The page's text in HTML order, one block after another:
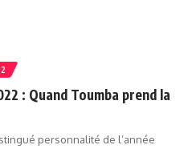
: Quand Toumba prend la
personnalité de l’année